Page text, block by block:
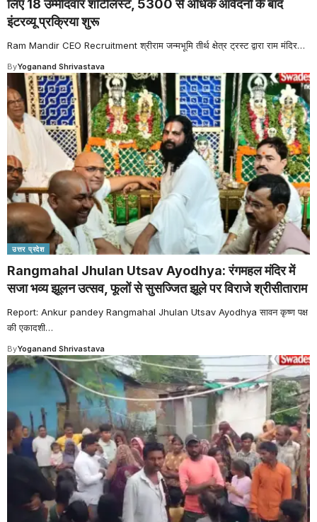
लिए 18 उम्मीदवार शॉर्टलिस्ट, 5300 से अधिक आवेदनों के बाद
इंटरव्यू प्रक्रिया शुरू
Ram Mandir CEO Recruitment श्रीराम जन्मभूमि तीर्थ क्षेत्र ट्रस्ट द्वारा राम मंदिर…
ByYoganand Shrivastava
उत्तर प्रदेश
Rangmahal Jhulan Utsav Ayodhya: रंगमहल मंदिर में
सजा भव्य झूलन उत्सव, फूलों से सुसज्जित झूले पर विराजे श्रीसीताराम
Report: Ankur pandey Rangmahal Jhulan Utsav Ayodhya सावन कृष्ण पक्ष
की एकादशी…
ByYoganand Shrivastava